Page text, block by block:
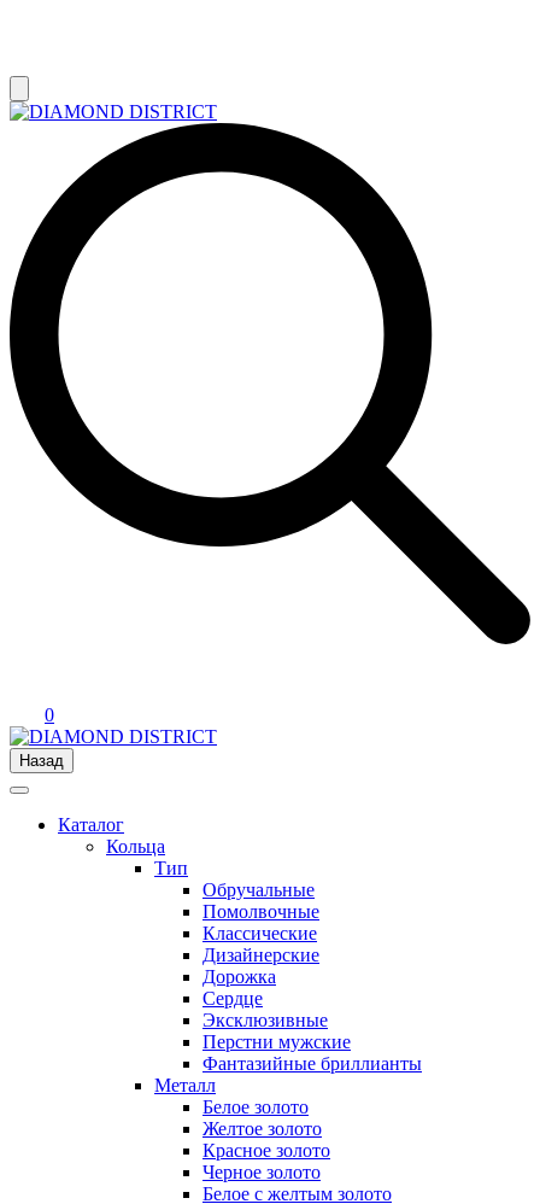
0
Назад
Каталог
Кольца
Тип
Обручальные
Помолвочные
Классические
Дизайнерские
Дорожка
Сердце
Эксклюзивные
Перстни мужские
Фантазийные бриллианты
Металл
Белое золото
Желтое золото
Красное золото
Черное золото
Белое с желтым золото